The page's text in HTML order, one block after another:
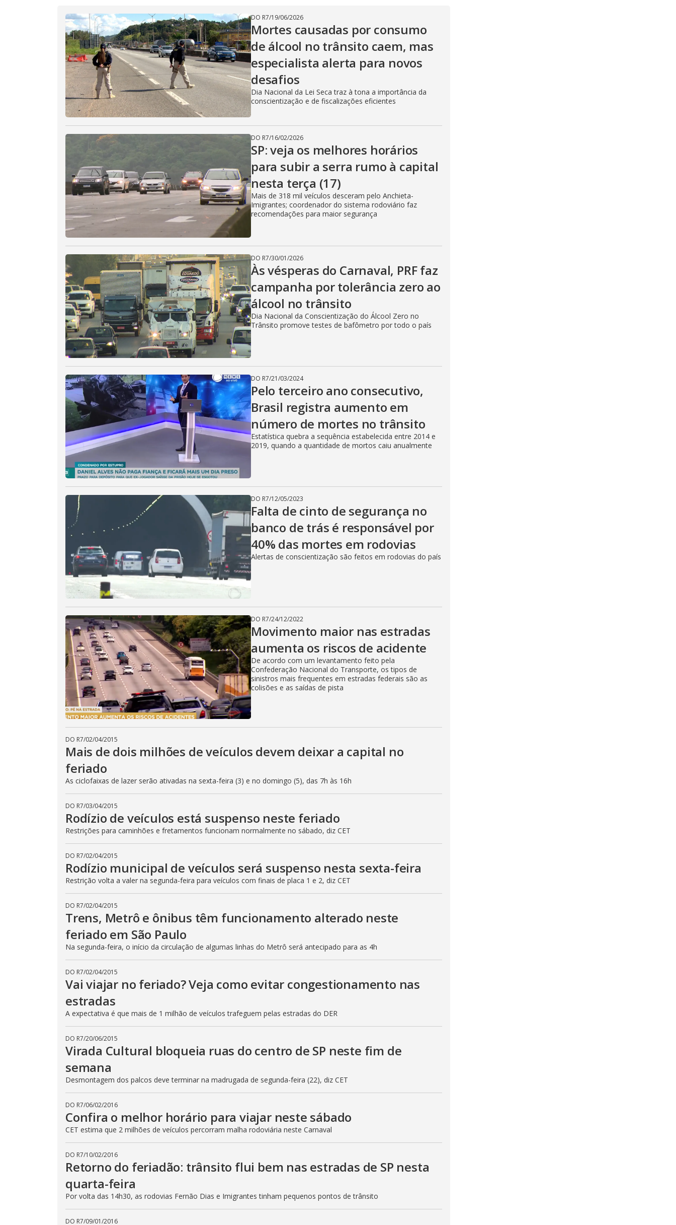
DO R7/19/06/2026
Mortes causadas por consumo
de álcool no trânsito caem, mas
especialista alerta para novos
desafios
Dia Nacional da Lei Seca traz à tona a importância da
conscientização e de fiscalizações eficientes
DO R7/16/02/2026
SP: veja os melhores horários
para subir a serra rumo à capital
nesta terça (17)
Mais de 318 mil veículos desceram pelo Anchieta-
Imigrantes; coordenador do sistema rodoviário faz
recomendações para maior segurança
DO R7/30/01/2026
Às vésperas do Carnaval, PRF faz
campanha por tolerância zero ao
álcool no trânsito
Dia Nacional da Conscientização do Álcool Zero no
Trânsito promove testes de bafômetro por todo o país
DO R7/21/03/2024
Pelo terceiro ano consecutivo,
Brasil registra aumento em
número de mortes no trânsito
Estatística quebra a sequência estabelecida entre 2014 e
2019, quando a quantidade de mortos caiu anualmente
DO R7/12/05/2023
Falta de cinto de segurança no
banco de trás é responsável por
40% das mortes em rodovias
Alertas de conscientização são feitos em rodovias do país
DO R7/24/12/2022
Movimento maior nas estradas
aumenta os riscos de acidente
De acordo com um levantamento feito pela
Confederação Nacional do Transporte, os tipos de
sinistros mais frequentes em estradas federais são as
colisões e as saídas de pista
DO R7/02/04/2015
Mais de dois milhões de veículos devem deixar a capital no
feriado
As ciclofaixas de lazer serão ativadas na sexta-feira (3) e no domingo (5), das 7h às 16h
DO R7/03/04/2015
Rodízio de veículos está suspenso neste feriado
Restrições para caminhões e fretamentos funcionam normalmente no sábado, diz CET
DO R7/02/04/2015
Rodízio municipal de veículos será suspenso nesta sexta-feira
Restrição volta a valer na segunda-feira para veículos com finais de placa 1 e 2, diz CET
DO R7/02/04/2015
Trens, Metrô e ônibus têm funcionamento alterado neste
feriado em São Paulo
Na segunda-feira, o início da circulação de algumas linhas do Metrô será antecipado para as 4h
DO R7/02/04/2015
Vai viajar no feriado? Veja como evitar congestionamento nas
estradas
A expectativa é que mais de 1 milhão de veículos trafeguem pelas estradas do DER
DO R7/20/06/2015
Virada Cultural bloqueia ruas do centro de SP neste fim de
semana
Desmontagem dos palcos deve terminar na madrugada de segunda-feira (22), diz CET
DO R7/06/02/2016
Confira o melhor horário para viajar neste sábado
CET estima que 2 milhões de veículos percorram malha rodoviária neste Carnaval
DO R7/10/02/2016
Retorno do feriadão: trânsito flui bem nas estradas de SP nesta
quarta-feira
Por volta das 14h30, as rodovias Fernão Dias e Imigrantes tinham pequenos pontos de trânsito
DO R7/09/01/2016